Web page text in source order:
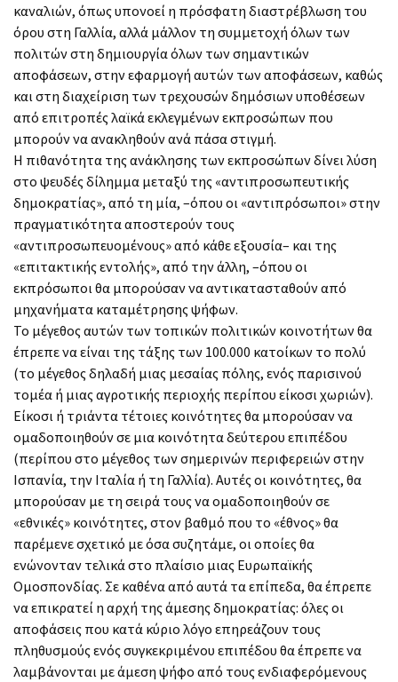
καναλιών, όπως υπονοεί η πρόσφατη διαστρέβλωση του
όρου στη Γαλλία, αλλά μάλλον τη συμμετοχή όλων των
πολιτών στη δημιουργία όλων των σημαντικών
αποφάσεων, στην εφαρμογή αυτών των αποφάσεων, καθώς
και στη διαχείριση των τρεχουσών δημόσιων υποθέσεων
από επιτροπές λαϊκά εκλεγμένων εκπροσώπων που
μπορούν να ανακληθούν ανά πάσα στιγμή.
Η πιθανότητα της ανάκλησης των εκπροσώπων δίνει λύση
στο ψευδές δίλημμα μεταξύ της «αντιπροσωπευτικής
δημοκρατίας», από τη μία, –όπου οι «αντιπρόσωποι» στην
πραγματικότητα αποστερούν τους
«αντιπροσωπευομένους» από κάθε εξουσία– και της
«επιτακτικής εντολής», από την άλλη, –όπου οι
εκπρόσωποι θα μπορούσαν να αντικατασταθούν από
μηχανήματα καταμέτρησης ψήφων.
Το μέγεθος αυτών των τοπικών πολιτικών κοινοτήτων θα
έπρεπε να είναι της τάξης των 100.000 κατοίκων το πολύ
(το μέγεθος δηλαδή μιας μεσαίας πόλης, ενός παρισινού
τομέα ή μιας αγροτικής περιοχής περίπου είκοσι χωριών).
Είκοσι ή τριάντα τέτοιες κοινότητες θα μπορούσαν να
ομαδοποιηθούν σε μια κοινότητα δεύτερου επιπέδου
(περίπου στο μέγεθος των σημερινών περιφερειών στην
Ισπανία, την Ιταλία ή τη Γαλλία). Αυτές οι κοινότητες, θα
μπορούσαν με τη σειρά τους να ομαδοποιηθούν σε
«εθνικές» κοινότητες, στον βαθμό που το «έθνος» θα
παρέμενε σχετικό με όσα συζητάμε, οι οποίες θα
ενώνονταν τελικά στο πλαίσιο μιας Ευρωπαϊκής
Ομοσπονδίας. Σε καθένα από αυτά τα επίπεδα, θα έπρεπε
να επικρατεί η αρχή της άμεσης δημοκρατίας: όλες οι
αποφάσεις που κατά κύριο λόγο επηρεάζουν τους
πληθυσμούς ενός συγκεκριμένου επιπέδου θα έπρεπε να
λαμβάνονται με άμεση ψήφο από τους ενδιαφερόμενους